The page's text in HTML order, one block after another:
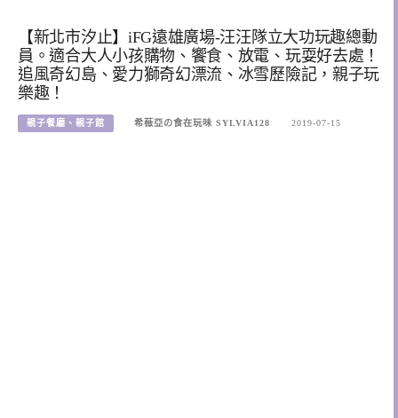
【新北市汐止】iFG遠雄廣場-汪汪隊立大功玩趣總動
員。適合大人小孩購物、饗食、放電、玩耍好去處！
追風奇幻島、愛力獅奇幻漂流、冰雪歷險記，親子玩
樂趣！
親子餐廳、親子館 希薇亞の食在玩味 SYLVIA128 2019-07-15